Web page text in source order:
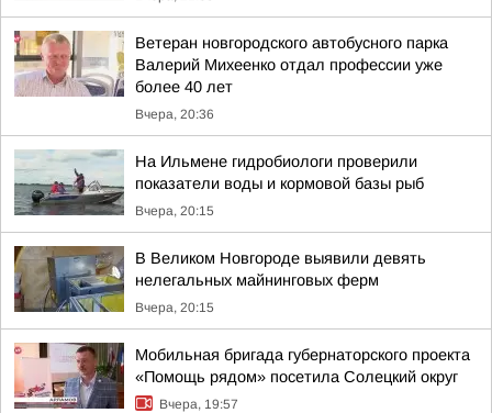
Ветеран новгородского автобусного парка
Валерий Михеенко отдал профессии уже
более 40 лет
Вчера, 20:36
На Ильмене гидробиологи проверили
показатели воды и кормовой базы рыб
Вчера, 20:15
В Великом Новгороде выявили девять
нелегальных майнинговых ферм
Вчера, 20:15
Мобильная бригада губернаторского проекта
«Помощь рядом» посетила Солецкий округ
Вчера, 19:57